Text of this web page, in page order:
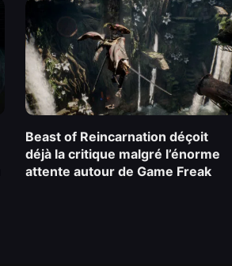
Beast of Reincarnation déçoit
déjà la critique malgré l’énorme
attente autour de Game Freak